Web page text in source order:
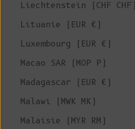
Liechtenstein (CHF CHF)
Lituanie (EUR €)
Luxembourg (EUR €)
Macao SAR (MOP P)
Madagascar (EUR €)
Malawi (MWK MK)
Malaisie (MYR RM)